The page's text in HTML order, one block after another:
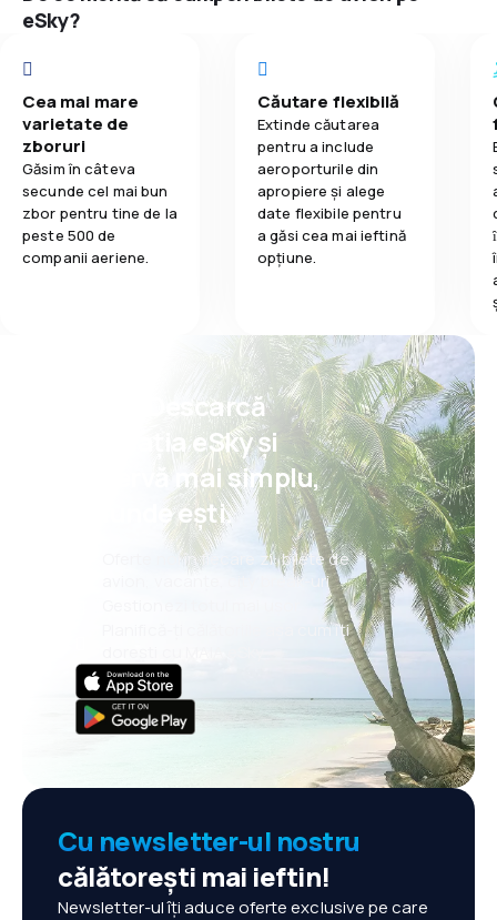
Rețeaua de conexiuni
4,0
Confort în timpul călătoriei 1,0
Transportul bagajelor 1,0
Mâncare 1,0
eSky?
Cea mai mare
varietate de
zboruri
Găsim în câteva
secunde cel mai bun
zbor pentru tine de la
peste 500 de
companii aeriene.
Căutare flexibilă
Extinde căutarea
pentru a include
aeroporturile din
apropiere și alege
date flexibile pentru
a găsi cea mai ieftină
opțiune.
Psst! Descarcă
aplicația eSky și
rezervă mai simplu,
oriunde ești.
Oferte noi în fiecare zi: bilete de
avion, vacanțe, city break-uri
Planifică-ți călătoriile așa cum îți
Cu newsletter-ul nostru
călătorești mai ieftin!
Newsletter-ul îți aduce oferte exclusive pe care